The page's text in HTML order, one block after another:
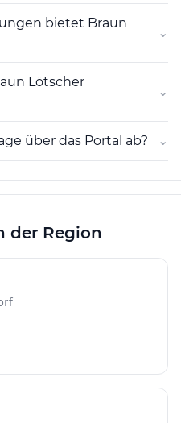
bietet Braun
⌄
Lötscher
⌄
über das Portal ab? ⌄
der Region